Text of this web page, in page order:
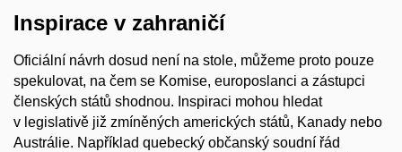
Inspirace v zahraničí
Oficiální návrh dosud není na stole, můžeme proto pouze
spekulovat, na čem se Komise, europoslanci a zástupci
členských států shodnou. Inspiraci mohou hledat
v legislativě již zmíněných amerických států, Kanady nebo
Austrálie. Například quebecký občanský soudní řád